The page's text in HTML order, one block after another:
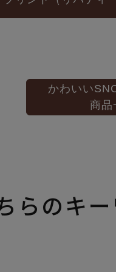
かわいい
商品
らのキ